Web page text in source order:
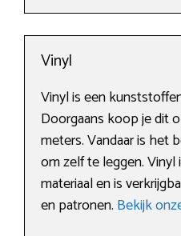
Vinyl
Vinyl is een
Doorgaans koop je dit
meters. Vandaar is het
om zelf te leggen. Vinyl
materiaal en is
en patronen. Bekijk